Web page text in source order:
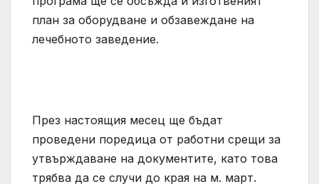
план за оборудване и обзавеждане на
лечебното заведение.
През настоящия месец ще бъдат
проведени поредица от работни срещи за
утвърждаване на документите, като това
трябва да се случи до края на м. март.